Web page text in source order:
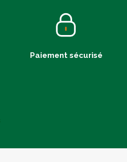
Paiement sécurisé